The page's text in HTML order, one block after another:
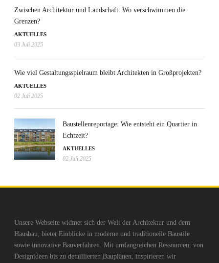
Zwischen Architektur und Landschaft: Wo verschwimmen die
Grenzen?
AKTUELLES
03 Juli 2025
Wie viel Gestaltungsspielraum bleibt Architekten in Großprojekten?
AKTUELLES
02 Juli 2025
Baustellenreportage: Wie entsteht ein Quartier in
Echtzeit?
AKTUELLES
02 Juli 2025
Unsere Webseite widmet sich der Welt der Architektur und dem
Hausbau, bietet Einblicke in moderne und traditionelle Baustile
sowie innovative Bauverfahren. Mit umfangreichen Ressourcen, von
Designideen bis zu detaillierten Bauplänen, inspirieren wir